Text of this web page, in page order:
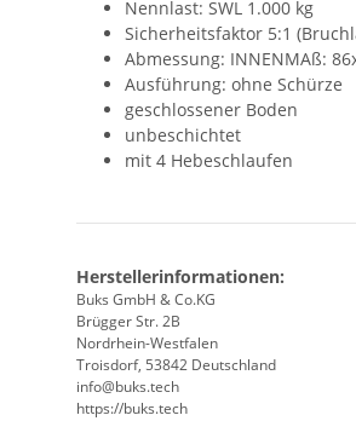
Nennlast: SWL 1.000 kg
Sicherheitsfaktor 5:1
Abmessung: INNENMAß:
Ausführung: ohne Schürze
geschlossener Boden
unbeschichtet
mit 4 Hebeschlaufen
Herstellerinformationen:
Buks GmbH & Co.KG
Brügger Str. 2B
Nordrhein-Westfalen
Troisdorf, 53842 Deutschland
info@buks.tech
https://buks.tech